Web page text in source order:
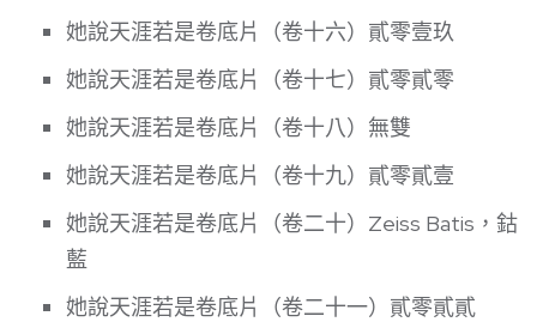
她說天涯若是卷底片（卷十六）貳零壹玖
她說天涯若是卷底片（卷十七）貳零貳零
她說天涯若是卷底片（卷十八）無雙
她說天涯若是卷底片（卷十九）貳零貳壹
她說天涯若是卷底片（卷二十）Zeiss Batis，鈷
藍
她說天涯若是卷底片（卷二十一）貳零貳貳